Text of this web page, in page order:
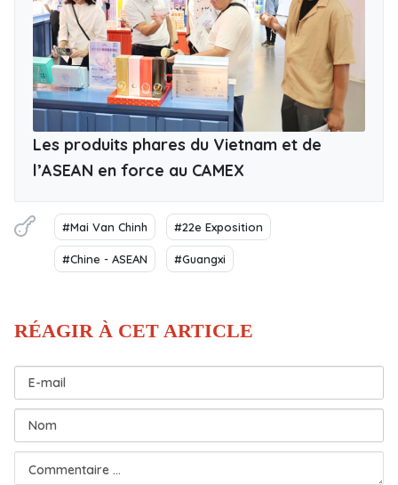
Les produits phares du Vietnam et de
l’ASEAN en force au CAMEX
#Mai Van Chinh #22e Exposition
#Chine - ASEAN #Guangxi